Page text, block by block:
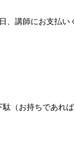
講師にお支払い
（お持ちであれば